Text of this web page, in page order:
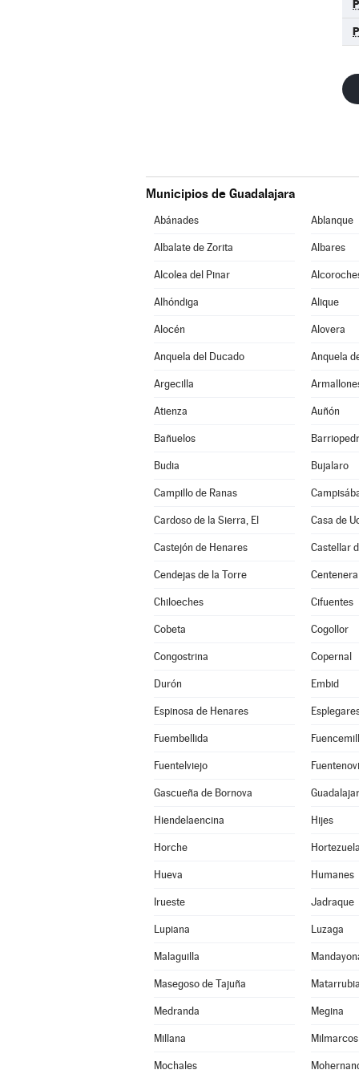
Municipios de Guadalajara
Abánades Ablanque
Albalate de Zorita Albares
Alcolea del Pinar
Alhóndiga Alique
Alocén Alovera
Anquela del Ducado Anquela
Argecilla
Atienza Auñón
Bañuelos
Budia Bujalaro
Campillo de Ranas
Cardoso de la Sierra, El Casa de
Castejón de Henares Castellar
Cendejas de la Torre Centenera
Chiloeches Cifuentes
Cobeta Cogollor
Congostrina Copernal
Durón Embid
Espinosa de Henares
Fuembellida
Fuentelviejo
Gascueña de Bornova
Hiendelaencina Hijes
Horche
Hueva Humanes
Irueste Jadraque
Lupiana Luzaga
Malaguilla
Masegoso de Tajuña
Medranda Megina
Millana Milmarcos
Mochales